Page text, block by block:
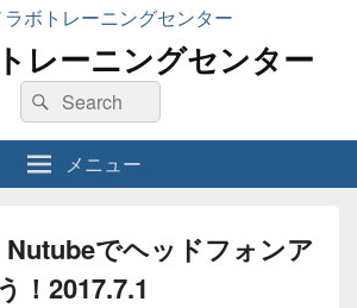
レーニングセンター
検
索
対
象:
検
索
メニュー
Nutubeでヘッドフォンア
！2017.7.1